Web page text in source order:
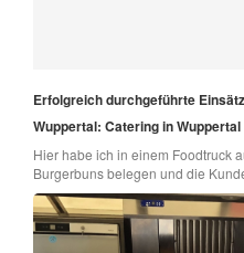
Erfolgreich durchgeführte
Wuppertal: Catering in Wuppertal
Hier habe ich in einem Foodtruck
Burgerbuns belegen und die